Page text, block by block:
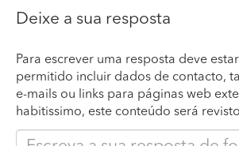
Deixe a sua resposta
Para escrever uma resposta deve
permitido incluir dados de contacto,
e-mails ou links para páginas web
habitissimo, este conteúdo será